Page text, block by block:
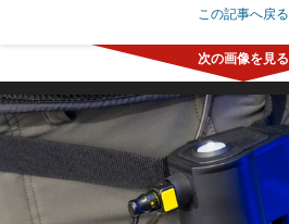
この記事へ戻る